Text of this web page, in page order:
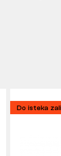
Do isteka